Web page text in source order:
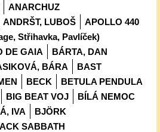
ANARCHUZ
ANDRŠT, LUBOŠ
APOLLO 440
Střihavka, Pavlíček)
DE GAIA
BÁRTA, DAN
BÁRA
BAST
BECK
BETULA PENDULA
BIG BEAT VOJ
BÍLÁ NEMOC
IVA
BJÖRK
SABBATH